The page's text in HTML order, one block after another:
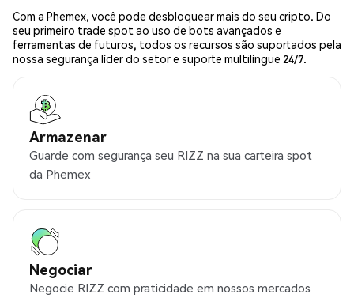
Com a Phemex, você pode desbloquear mais do seu cripto. Do
seu primeiro trade spot ao uso de bots avançados e
ferramentas de futuros, todos os recursos são suportados pela
nossa segurança líder do setor e suporte multilíngue 24/7.
Armazenar
Guarde com segurança seu RIZZ na sua carteira spot
da Phemex
Negociar
Negocie RIZZ com praticidade em nossos mercados